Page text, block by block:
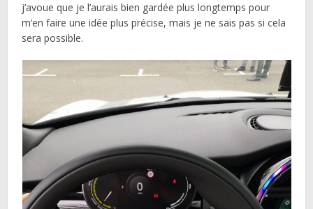
j’avoue que je l’aurais bien gardée plus longtemps pour
m’en faire une idée plus précise, mais je ne sais pas si cela
sera possible.